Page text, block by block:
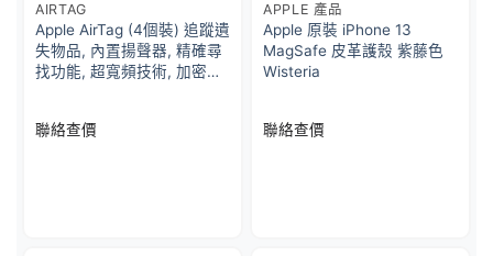
AIRTAG
Apple AirTag (4個裝) 追蹤遺
失物品, 內置揚聲器, 精確尋
找功能, 超寬頻技術, 加密保
聯絡查價
APPLE 產品
Apple 原裝 iPhone 13
MagSafe 皮革護殼 紫藤色
Wisteria
聯絡查價